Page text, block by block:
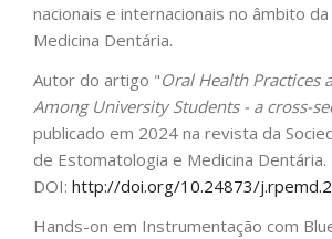
nacionais e internacionais no âmbito
Medicina Dentária.
Autor do artigo "Oral Health Practices
Among University Students - a cross-
publicado em 2024 na revista da
de Estomatologia e Medicina Dentária.
DOI: http://doi.org/10.24873/
Hands-on em Instrumentação com